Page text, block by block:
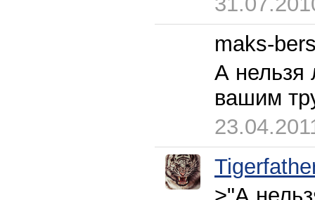
maks-
А нельзя
вашим